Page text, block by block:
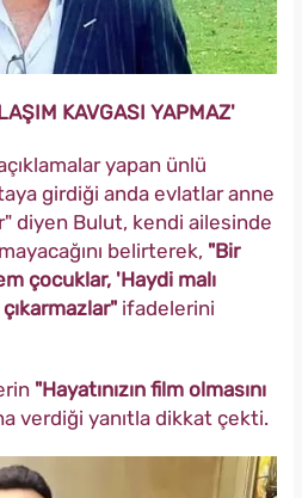
KAVGASI YAPMAZ'
yapan ünlü
girdiği anda evlatlar anne
diyen Bulut, kendi ailesinde
belirterek, "Bir
çocuklar, 'Haydi malı
ifadelerini
"Hayatınızın film olmasını
verdiği yanıtla dikkat çekti.